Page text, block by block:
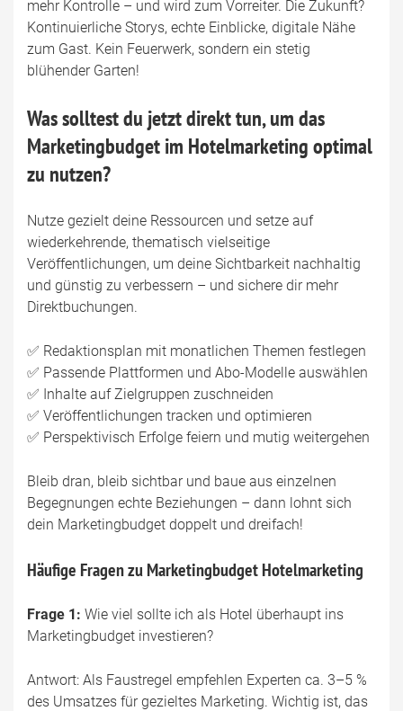
mehr Kontrolle – und wird zum Vorreiter. Die Zukunft?
Kontinuierliche Storys, echte Einblicke, digitale Nähe
zum Gast. Kein Feuerwerk, sondern ein stetig
blühender Garten!
Was solltest du jetzt direkt tun, um das
Marketingbudget im Hotelmarketing optimal
zu nutzen?
Nutze gezielt deine Ressourcen und setze auf
wiederkehrende, thematisch vielseitige
Veröffentlichungen, um deine Sichtbarkeit nachhaltig
und günstig zu verbessern – und sichere dir mehr
Direktbuchungen.
✅ Redaktionsplan mit monatlichen Themen festlegen
✅ Passende Plattformen und Abo-Modelle auswählen
✅ Inhalte auf Zielgruppen zuschneiden
✅ Veröffentlichungen tracken und optimieren
✅ Perspektivisch Erfolge feiern und mutig weitergehen
Bleib dran, bleib sichtbar und baue aus einzelnen
Begegnungen echte Beziehungen – dann lohnt sich
dein Marketingbudget doppelt und dreifach!
Häufige Fragen zu Marketingbudget Hotelmarketing
Frage 1: Wie viel sollte ich als Hotel überhaupt ins
Marketingbudget investieren?
Antwort: Als Faustregel empfehlen Experten ca. 3–5 %
des Umsatzes für gezieltes Marketing. Wichtig ist, das